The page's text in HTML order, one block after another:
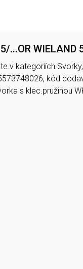
...OR WIELAND
v kategoriích
kód
s klec.pružinou